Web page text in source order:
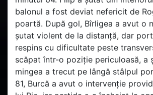
balonul a fost deviat nefericit de
poartă. După gol, Bîrligea a avut o
șutat violent de la distanță, dar
respins cu dificultate peste
scăpat într-o poziție periculoasă, a
mingea a trecut pe lângă stâlpul
81, Burcă a avut o intervenție